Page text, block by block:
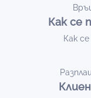
Как се
Как